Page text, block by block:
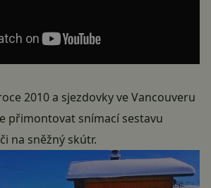
2010 a sjezdovky ve Vancouveru
přimontovat snímací sestavu
na sněžný skútr.